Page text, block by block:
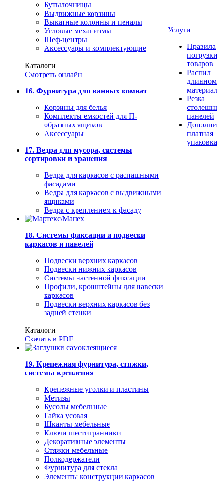
Бутылочницы
Выдвижные корзины
Выкатные колонны и пеналы
Угловые механизмы
Шеф-центры
Аксессуары и комплектующие
Каталоги
Смотреть онлайн
16. Фурнитура для ванных комнат
Корзины для белья
Комплекты емкостей для П-
образных ящиков
Аксессуары
17. Ведра для мусора, системы
сортировки и хранения
Ведра для каркасов с распашными
фасадами
Ведра для каркасов с выдвижными
ящиками
Ведра с креплением к фасаду
18. Системы фиксации и подвески
каркасов и панелей
Подвески верхних каркасов
Подвески нижних каркасов
Системы настенной фиксации
Профили, кронштейны для навески
каркасов
Подвески верхних каркасов без
задней стенки
Каталоги
Скачать в PDF
19. Крепежная фурнитура, стяжки,
системы крепления
Крепежные уголки и пластины
Метизы
Бусолы мебельные
Гайка усовая
Шканты мебельные
Ключи шестигранники
Декоративные элементы
Стяжки мебельные
Полкодержатели
Фурнитура для стекла
Элементы конструкции каркасов
Услуги
Правила
погрузки
товаров
Распил
Резка
панелей
платная
упаковка